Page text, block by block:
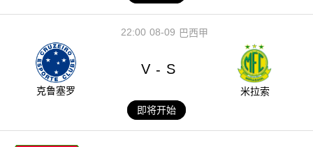
08-09
22:00 巴西甲
克鲁塞罗
V - S
米拉索
即将开始